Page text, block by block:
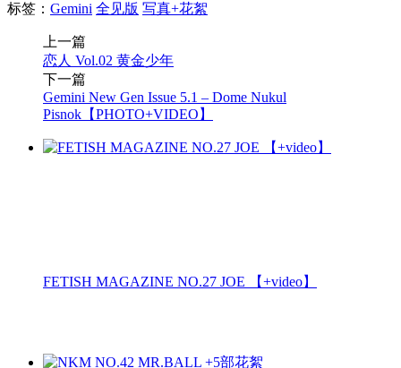
标签： Gemini 全见版 写真+花絮
上一篇
恋人 Vol.02 黄金少年
下一篇
Gemini New Gen Issue 5.1 – Dome Nukul
Pisnok【PHOTO+VIDEO】
FETISH MAGAZINE NO.27 JOE 【+video】